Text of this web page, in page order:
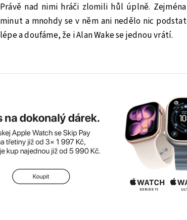
Právě nad nimi hráči zlomili hůl úplně.
minut a mnohdy se v něm ani nedělo nic
lépe a doufáme, že i Alan Wake se jednou vrátí.